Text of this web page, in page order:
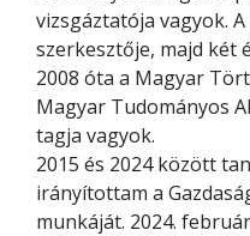
vizsgáztatója vagyok.
szerkesztője, majd két
2008 óta a Magyar
Magyar Tudományos
tagja vagyok.
2015 és 2024 között
irányítottam a
munkáját. 2024.